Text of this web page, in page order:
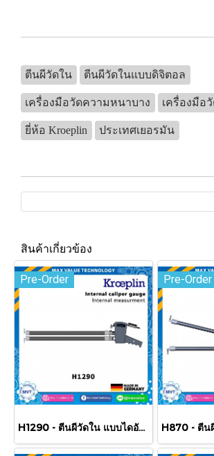
ตีนผีวัดใน ตีนผีวัดในแบบดิจิตอล
เครื่องมือวัดความหนาบาง เครื่องมือ
ยี่ห้อ Kroeplin ประเทศเยอรมัน
สินค้าเกี่ยวข้อง
Pre-Order
H1290 - ตีนผีวัดใน แบบไดอัล/แบบสเกล 90-190 mm
Pre-Order